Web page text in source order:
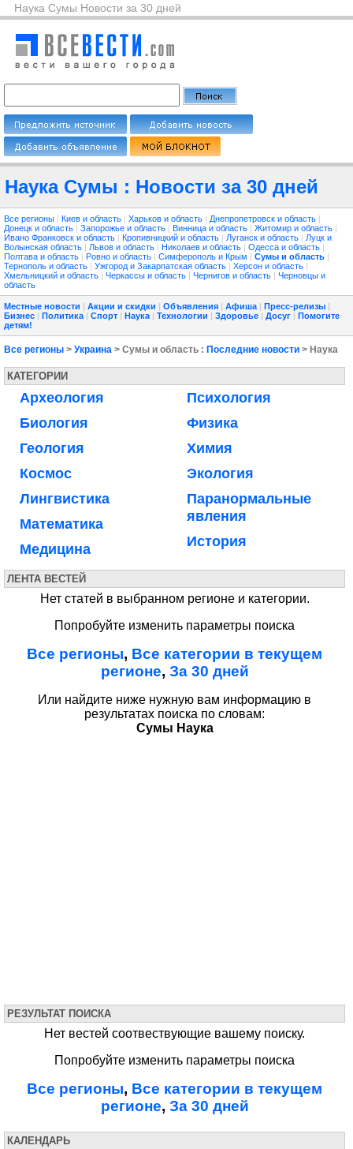
Наука Сумы Новости за 30 дней
Наука Сумы : Новости за 30 дней
Все регионы | Киев и область | Харьков и область | Днепропетровск и область |
Донецк и область | Запорожье и область | Винница и область | Житомир и область |
Ивано Франковск и область | Кропивницкий и область | Луганск и область | Луцк и
Волынская область | Львов и область | Николаев и область | Одесса и область |
Полтава и область | Ровно и область | Симферополь и Крым | Сумы и область |
Тернополь и область | Ужгород и Закарпатская область | Херсон и область |
Хмельницкий и область | Черкассы и область | Чернигов и область | Черновцы и
область
Местные новости | Акции и скидки | Объявления | Афиша | Пресс-релизы |
Бизнес | Политика | Спорт | Наука | Технологии | Здоровье | Досуг | Помогите
детям!
Все регионы > Украина > Сумы и область : Последние новости > Наука
КАТЕГОРИИ
Археология
Биология
Геология
Космос
Лингвистика
Математика
Медицина
Психология
Физика
Химия
Экология
Паранормальные
явления
История
ЛЕНТА ВЕСТЕЙ
Нет статей в выбранном регионе и категории.
Попробуйте изменить параметры поиска
Все регионы, Все категории в текущем
регионе, За 30 дней
Или найдите ниже нужную вам информацию в
результатах поиска по словам:
Сумы Наука
РЕЗУЛЬТАТ ПОИСКА
Нет вестей соотвествующие вашему поиску.
Попробуйте изменить параметры поиска
Все регионы, Все категории в текущем
регионе, За 30 дней
КАЛЕНДАРЬ